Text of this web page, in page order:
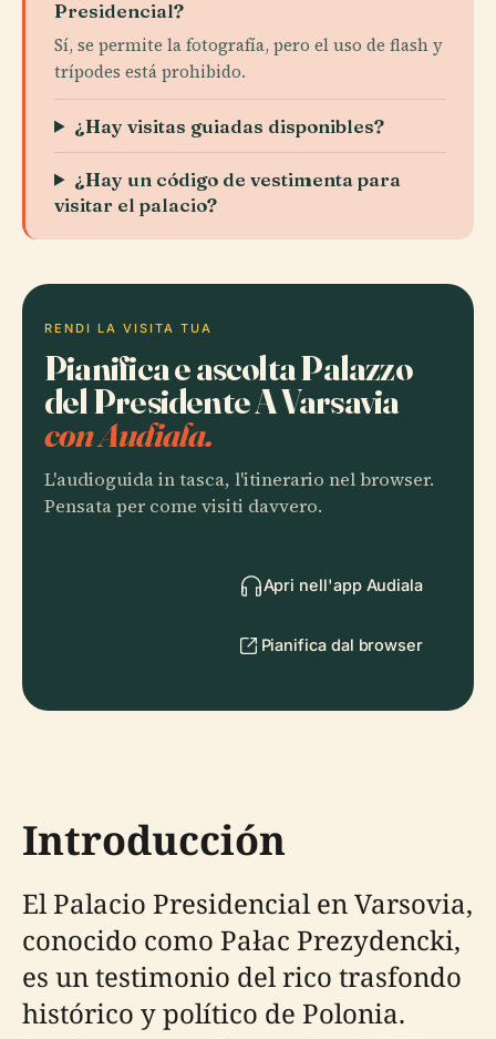
Presidencial?
Sí, se permite la fotografía, pero el uso de flash y
trípodes está prohibido.
¿Hay visitas guiadas disponibles?
¿Hay un código de vestimenta para
visitar el palacio?
RENDI LA VISITA TUA
Pianifica e ascolta Palazzo
del Presidente A Varsavia
con Audiala.
L'audioguida in tasca, l'itinerario nel browser.
Pensata per come visiti davvero.
Apri nell'app Audiala
Pianifica dal browser
Introducción
El Palacio Presidencial en Varsovia,
conocido como Pałac Prezydencki,
es un testimonio del rico trasfondo
histórico y político de Polonia.